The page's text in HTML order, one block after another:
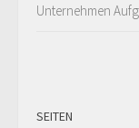
Unternehmen
SEITEN